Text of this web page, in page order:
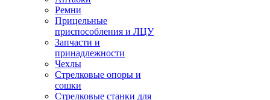
Ремни
Прицельные
приспособления и ЛЦУ
Запчасти и
принадлежности
Чехлы
Стрелковые опоры и
сошки
Стрелковые станки для